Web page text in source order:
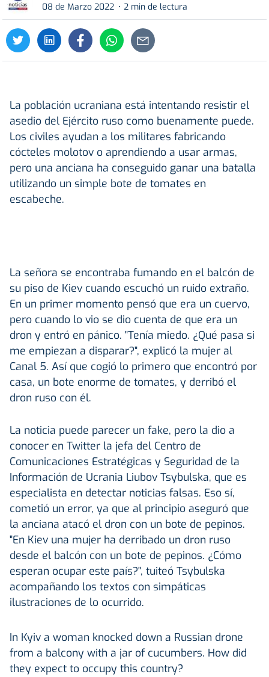
08 de Marzo 2022
2 min de lectura
La población ucraniana está intentando resistir el
asedio del Ejército ruso como buenamente puede.
Los civiles ayudan a los militares fabricando
cócteles molotov o aprendiendo a usar armas,
pero una anciana ha conseguido ganar una batalla
utilizando un simple bote de tomates en
escabeche.
La señora se encontraba fumando en el balcón de
su piso de Kiev cuando escuchó un ruido extraño.
En un primer momento pensó que era un cuervo,
pero cuando lo vio se dio cuenta de que era un
dron y entró en pánico. "Tenía miedo. ¿Qué pasa si
me empiezan a disparar?", explicó la mujer al
Canal 5. Así que cogió lo primero que encontró por
casa, un bote enorme de tomates, y derribó el
dron ruso con él.
La noticia puede parecer un fake, pero la dio a
conocer en Twitter la jefa del Centro de
Comunicaciones Estratégicas y Seguridad de la
Información de Ucrania Liubov Tsybulska, que es
especialista en detectar noticias falsas. Eso sí,
cometió un error, ya que al principio aseguró que
la anciana atacó el dron con un bote de pepinos.
"En Kiev una mujer ha derribado un dron ruso
desde el balcón con un bote de pepinos. ¿Cómo
esperan ocupar este país?", tuiteó Tsybulska
acompañando los textos con simpáticas
ilustraciones de lo ocurrido.
In Kyiv a woman knocked down a Russian drone
from a balcony with a jar of cucumbers. How did
they expect to occupy this country?